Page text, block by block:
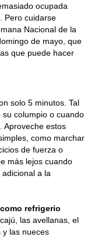
ocupada
Pero cuidarse
Nacional de la
de mayo, que
que puede hacer
solo 5 minutos. Tal
columpio o cuando
Aproveche estos
como marchar
de fuerza o
más lejos cuando
a la
refrigerio
las avellanas, el
y las nueces